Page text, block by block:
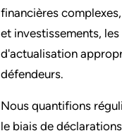
financières
et investissements,
d'actualisation
défendeurs.
Nous quantifions
le biais de